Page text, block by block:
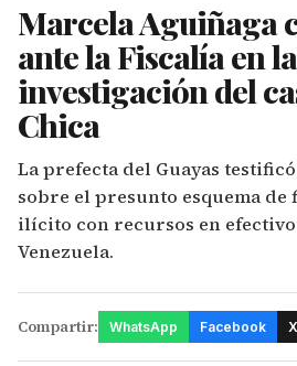
Marcela Aguiñaga
ante la Fiscalía en la
investigación del
Chica
La prefecta del Guayas
sobre el presunto esquema
ilícito con recursos en
Venezuela.
Compartir: WhatsApp Facebook X